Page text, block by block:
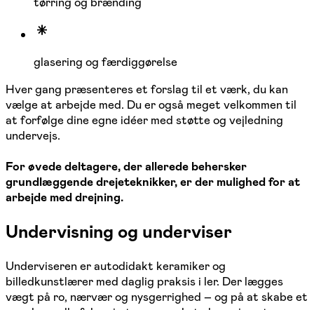
glasering og færdiggørelse
Hver gang præsenteres et forslag til et værk, du kan
vælge at arbejde med. Du er også meget velkommen til
at forfølge dine egne idéer med støtte og vejledning
undervejs.
For øvede deltagere, der allerede behersker
grundlæggende drejeteknikker, er der mulighed for at
arbejde med drejning.
Undervisning og underviser
Underviseren er autodidakt keramiker og
billedkunstlærer med daglig praksis i ler. Der lægges
vægt på ro, nærvær og nysgerrighed – og på at skabe et